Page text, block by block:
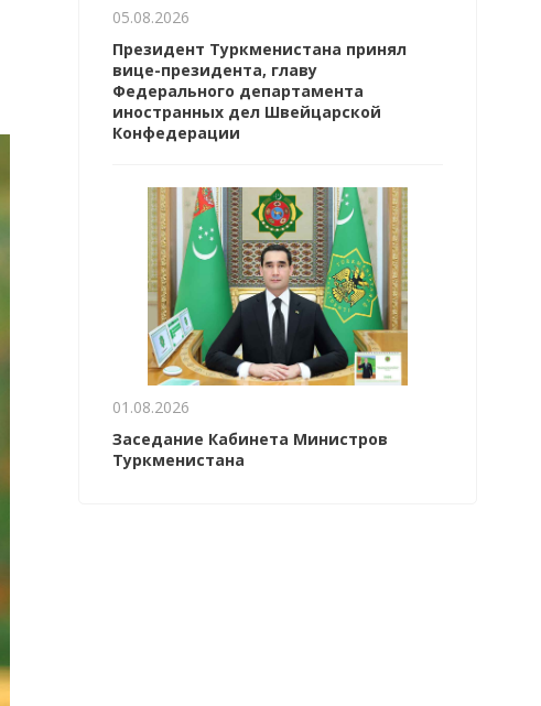
05.08.2026
Президент Туркменистана принял
вице-президента, главу
Федерального департамента
иностранных дел Швейцарской
Конфедерации
01.08.2026
Заседание Кабинета Министров
Туркменистана